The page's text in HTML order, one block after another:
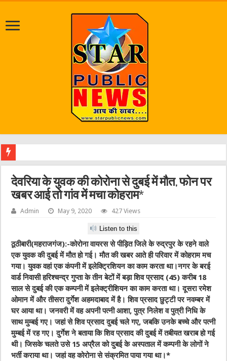
देवरिया के युवक की कोरोना से दुबई में मौत, फोन पर
खबर आई तो गांव में मचा कोहराम*
Admin May 9, 2020 427 Views
Listen to this
ठूठीबारी(महराजगंज):-कोरोना वायरस से पीड़ित जिले के रुद्रपुर के रहने वाले
एक युवक की दुबई में मौत हो गई। मौत की खबर आते ही परिवार में कोहराम मच
गया। युवक वहां एक कंपनी में इलेक्ट्रिशियन का काम करता था।नगर के बरई
वार्ड निवासी हरिश्चन्द्र गुप्ता के तीन बेटों में बड़ा शिव प्रसाद (45) करीब 18
साल से दुबई की एक कम्पनी में इलेक्ट्रीशियन का काम करता था। दूसरा रमेश
ओमान में और तीसरा दुर्गेश अहमदाबाद में है। शिव प्रसाद छुट्टी पर नवम्बर में
घर आया था। जनवरी में वह अपनी पत्नी आशा, पुत्र निलेश व पुत्री निधि के
साथ मुम्बई गए। जहां से शिव प्रसाद दुबई चले गए, जबकि उनके बच्चे और पत्नी
मुम्बई में रह गए। दुर्गेश ने बताया कि शिव प्रसाद की दुबई में तबीयत खराब हो गई
थी। जिसके चलते उसे 15 अप्रैल को दुबई के अस्पताल में कम्पनी के लोगों ने
भर्ती कराया था। जहां वह कोरोना से संक्रमित पाया गया था।*